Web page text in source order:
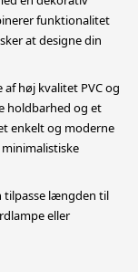
funktionalitet
at designe din
høj kvalitet PVC og
holdbarhed og et
enkelt og moderne
minimalistiske
tilpasse længden til
eller